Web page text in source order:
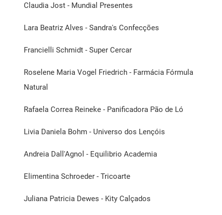
Claudia Jost - Mundial Presentes
Lara Beatriz Alves - Sandra's Confecções
Francielli Schmidt - Super Cercar
Roselene Maria Vogel Friedrich - Farmácia Fórmula
Natural
Rafaela Correa Reineke - Panificadora Pão de Ló
Livia Daniela Bohm - Universo dos Lençóis
Andreia Dall'Agnol - Equilibrio Academia
Elimentina Schroeder - Tricoarte
Juliana Patricia Dewes - Kity Calçados